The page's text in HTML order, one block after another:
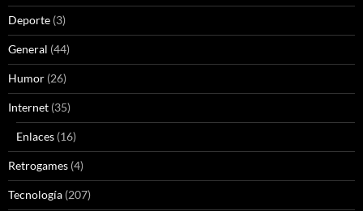
Deporte (3)
General (44)
Humor (26)
Internet (35)
Enlaces (16)
Retrogames (4)
Tecnología (207)